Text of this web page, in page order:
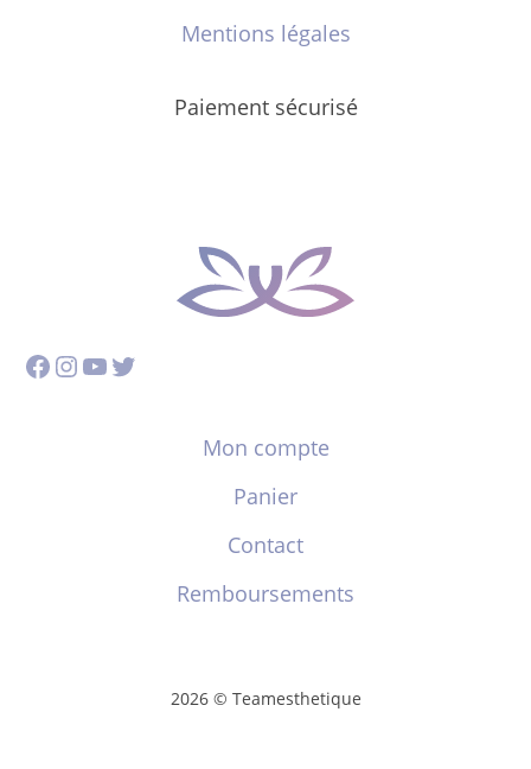
Mentions légales
Paiement sécurisé
Facebook
Instagram
YouTube
Twitter
Mon compte
Panier
Contact
Remboursements
2026 © Teamesthetique